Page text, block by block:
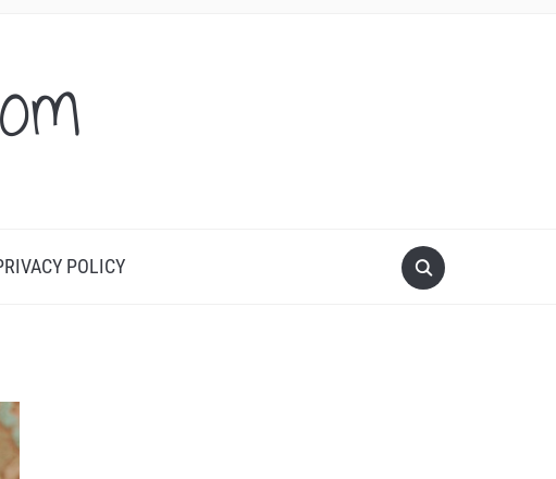
POLICY